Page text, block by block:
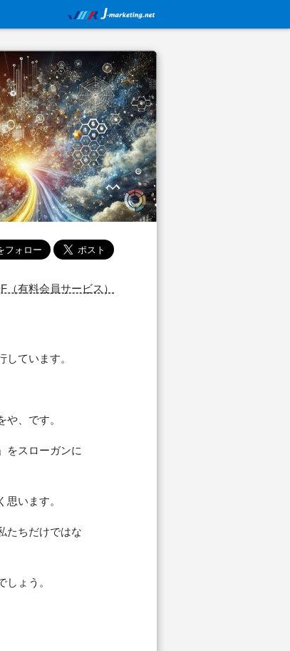
（有料会員サービス）
ています。
、です。
をスローガンに
います。
たちだけではな
ょう。